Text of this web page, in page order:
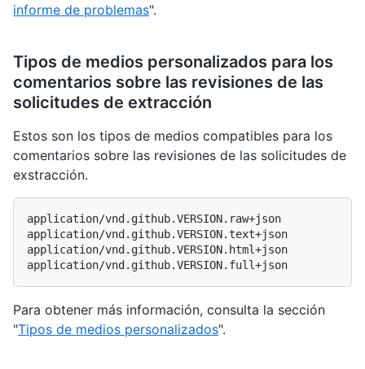
informe de problemas".
Tipos de medios personalizados para los
comentarios sobre las revisiones de las
solicitudes de extracción
Estos son los tipos de medios compatibles para los
comentarios sobre las revisiones de las solicitudes de
exstracción.
application/vnd.github.VERSION.raw+json
application/vnd.github.VERSION.text+json
application/vnd.github.VERSION.html+json
Para obtener más información, consulta la sección
"Tipos de medios personalizados".